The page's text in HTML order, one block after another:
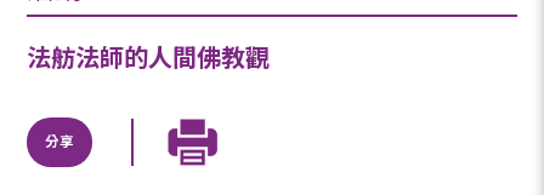
法舫法師的人間佛教觀
分享